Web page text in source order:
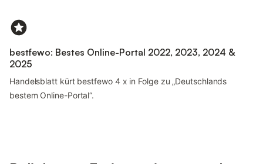
bestfewo: Bestes Online-Portal 2022, 2023, 2024 &
2025
Handelsblatt kürt bestfewo 4 x in Folge zu „Deutschlands
bestem Online-Portal“.